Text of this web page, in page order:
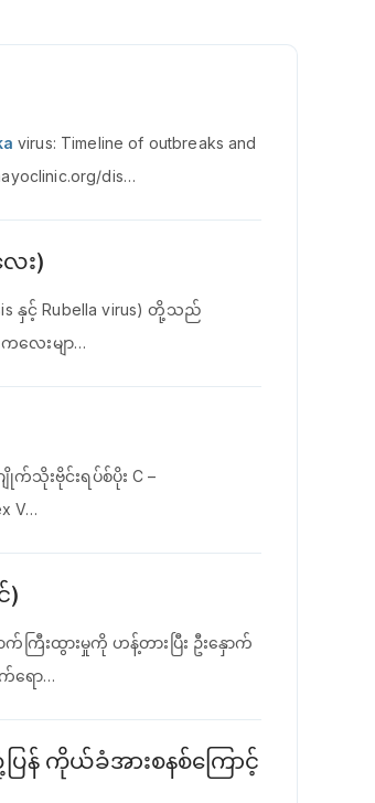
virus: Timeline of outbreaks and
dis…
ေး)
နှင့် Rubella virus) တို့သည်
လေးမျာ…
ျိုက်သိုးဗိုင်းရပ်စ်ပိုး C –
V…
)
က်ကြီးထွားမှုကို ဟန့်တားပြီး ဦးနှောက်
ရော…
ပြန် ကိုယ်ခံအားစနစ်ကြောင့်